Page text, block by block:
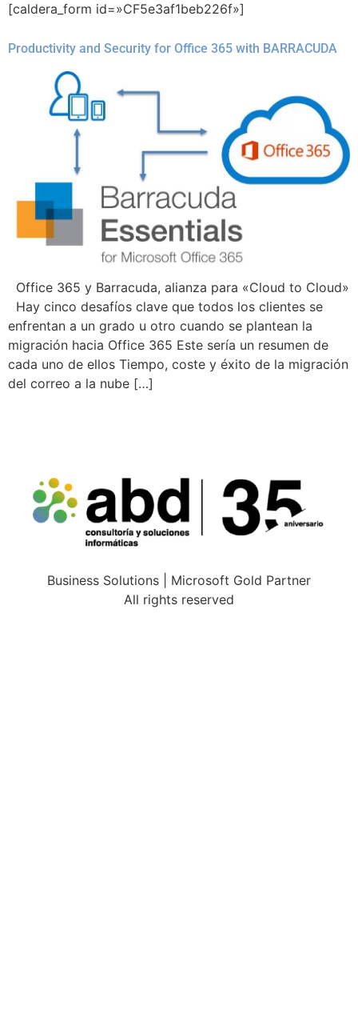
[caldera_form id=»CF5e3af1beb226f»]
Productivity and Security for Office 365 with BARRACUDA
Office 365 y Barracuda, alianza para «Cloud to Cloud»
Hay cinco desafíos clave que todos los clientes se
enfrentan a un grado u otro cuando se plantean la
migración hacia Office 365 Este sería un resumen de
cada uno de ellos Tiempo, coste y éxito de la migración
del correo a la nube […]
Business Solutions | Microsoft Gold Partner
All rights reserved